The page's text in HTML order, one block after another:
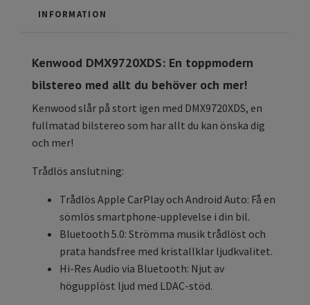
INFORMATION
Kenwood DMX9720XDS: En toppmodern
bilstereo med allt du behöver och mer!
Kenwood slår på stort igen med DMX9720XDS, en
fullmatad bilstereo som har allt du kan önska dig
och mer!
Trådlös anslutning:
Trådlös Apple CarPlay och Android Auto: Få en
sömlös smartphone-upplevelse i din bil.
Bluetooth 5.0: Strömma musik trådlöst och
prata handsfree med kristallklar ljudkvalitet.
Hi-Res Audio via Bluetooth: Njut av
högupplöst ljud med LDAC-stöd.